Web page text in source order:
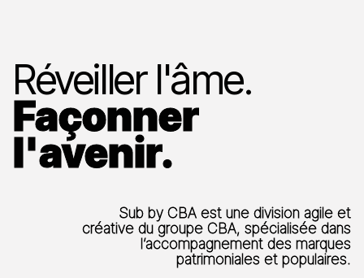
Réveiller l'âme.
Façonner
l'avenir.
Sub by CBA est une division agile et
créative du groupe CBA, spécialisée dans
l’accompagnement des marques
patrimoniales et populaires.